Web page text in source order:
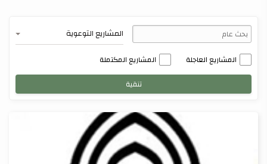
المشاريع التوعوية
المشاريع العاجلة
المشاريع المكتملة
تنقية